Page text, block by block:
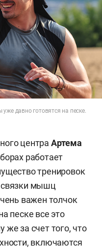
давно готовятся на песке.
центра Артема
работает
тренировок
связки мышц
важен толчок
песке все это
же за счет того, что
включаются